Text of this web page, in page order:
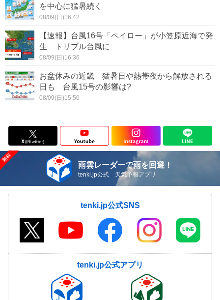
を中心に猛暑続く
08/09(日)16:42
【速報】台風16号「ペイロー」が小笠原近海で発
生 トリプル台風に
08/09(日)16:36
お盆休みの近畿 猛暑日や熱帯夜から解放される
日も 台風15号の影響は?
08/09(日)15:50
雨雲レーダーで雨を回避！
tenki.jp公式 天気予報アプリ
tenki.jp公式SNS
tenki.jp公式アプリ